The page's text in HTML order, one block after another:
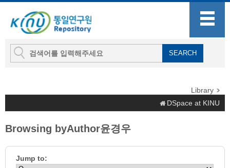
Library
DSpace at KINU
Browsing byAuthor윤경우
Jump to: